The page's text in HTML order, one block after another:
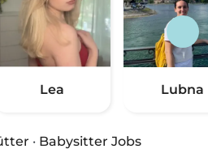
Lea Lubna
· Babysitter Jobs